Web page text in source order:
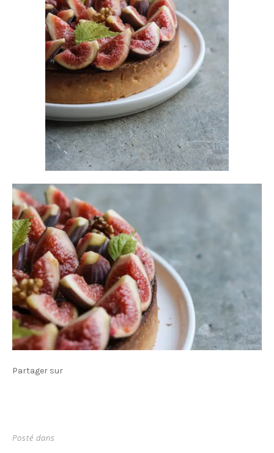
Partager sur
Posté dans